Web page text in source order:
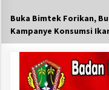
Buka Bimtek Forikan,
Kampanye Konsumsi